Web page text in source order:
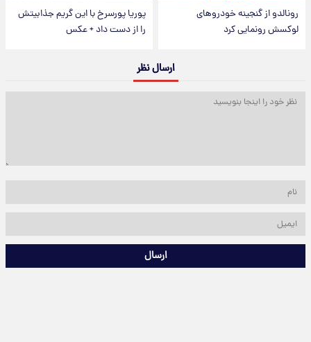
رونالدو از گنجینه خودروهای
لوکسش رونمایی کرد
پوریا پورسرخ با این گریم جذابیتش
را از دست داد + عکس
ارسال نظر
ارسال